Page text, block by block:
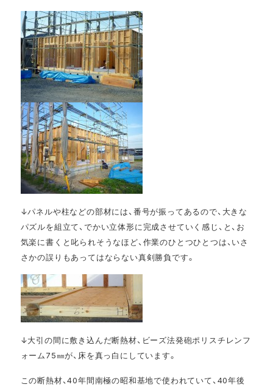
↓パネルや柱などの部材には、番号が振ってあるので、大きな
パズルを組立て、でかい立体形に完成させていく感じ、と、お
気楽に書くと叱られそうなほど、作業のひとつひとつは、いさ
さかの誤りもあってはならない真剣勝負です。
↓大引の間に敷き込んだ断熱材、ビーズ法発砲ポリスチレンフ
ォーム75㎜が、床を真っ白にしています。
この断熱材、40年間南極の昭和基地で使われていて、40年後